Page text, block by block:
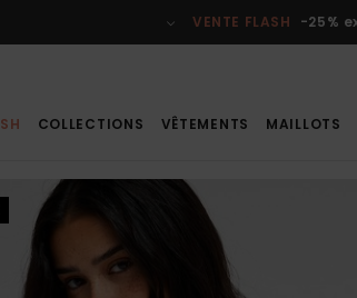
VENTE FLASH -25%
COLLECTIONS VÊTEMENTS MAILLOTS